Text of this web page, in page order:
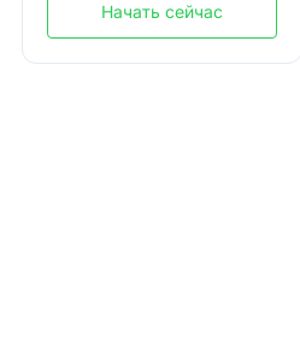
Начать сейчас